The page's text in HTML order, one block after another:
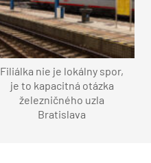
Filiálka nie je lokálny spor,
je to kapacitná otázka
železničného uzla
Bratislava